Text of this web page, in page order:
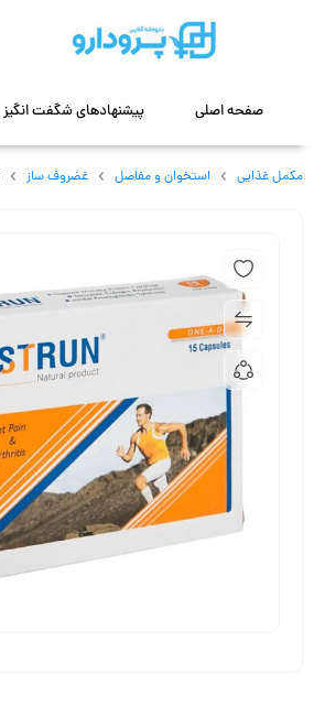
صفحه اصلی پیشنهادهای شگفت انگیز
مکمل غذایی استخوان و مفاصل غضروف ساز